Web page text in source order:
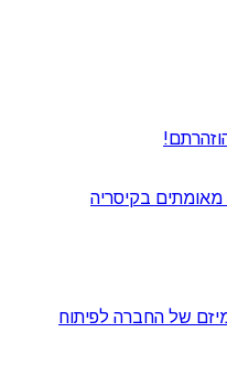
מיזם של החברה לפיתוח